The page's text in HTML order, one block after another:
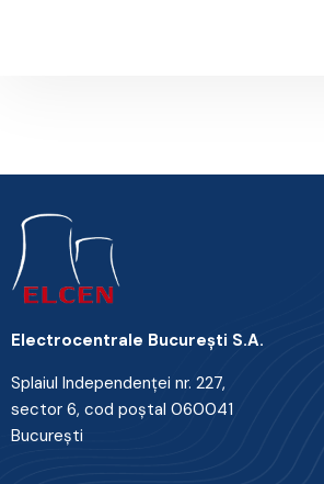
Electrocentrale Bucureşti S.A.
Splaiul Independenţei nr. 227,
sector 6, cod poştal 060041
Bucureşti